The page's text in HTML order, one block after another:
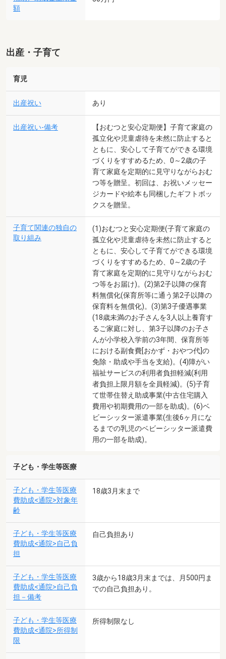
額
出産・子育て
育児
出産祝い あり
出産祝い-備考
【おむつと安心定期便】子育て家庭の
孤立化や児童虐待を未然に防止すると
ともに、安心して子育てができる環境
づくりをすすめるため、0～2歳の子
育て家庭を定期的に見守りながらおむ
つ等を贈呈。初回は、お祝いメッセー
ジカードや絵本も同梱したギフトボッ
クスを贈呈。
子育て関連の独自の
取り組み
(1)おむつと安心定期便(子育て家庭の
孤立化や児童虐待を未然に防止すると
ともに、安心して子育てができる環境
づくりをすすめるため、0～2歳の子
育て家庭を定期的に見守りながらおむ
つ等をお届け)。(2)第2子以降の保育
料無償化(保育所等に通う第2子以降の
保育料を無償化)。(3)第3子優遇事業
(18歳未満のお子さんを3人以上養育す
るご家庭に対し、第3子以降のお子さ
んが小学校入学前の3年間、保育所等
における副食費[おかず・おやつ代]の
免除・助成や手当を支給)。(4)障がい
福祉サービスの利用者負担軽減(利用
者負担上限月額を全員軽減)。(5)子育
て世帯住替え助成事業(中古住宅購入
費用や初期費用の一部を助成)。(6)ベ
ビーシッター派遣事業(生後6ヶ月にな
るまでの乳児のベビーシッター派遣費
用の一部を助成)。
子ども・学生等医療
子ども・学生等医療
費助成<通院>対象年
齢
18歳3月末まで
子ども・学生等医療
費助成<通院>自己負
担
自己負担あり
子ども・学生等医療
費助成<通院>自己負
担－備考
3歳から18歳3月末までは、月500円ま
での自己負担あり。
子ども・学生等医療
費助成<通院>所得制
限
所得制限なし